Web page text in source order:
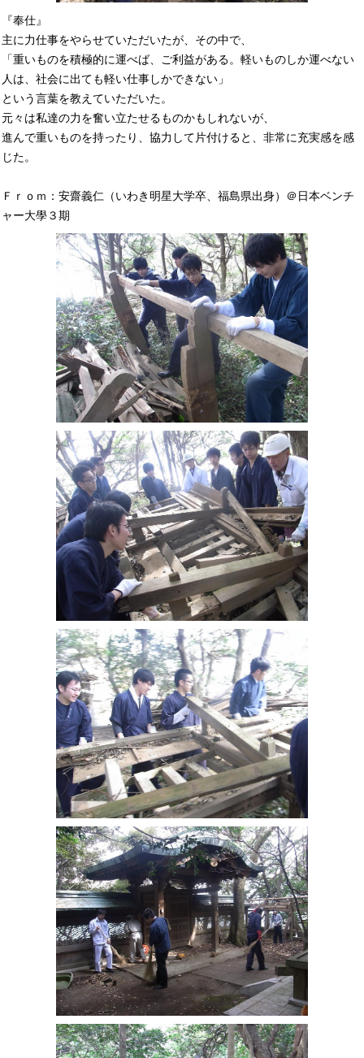
『奉仕』
主に力仕事をやらせていただいたが、その中で、
「重いものを積極的に運べば、ご利益がある。軽いものしか運べない
人は、社会に出ても軽い仕事しかできない」
という言葉を教えていただいた。
元々は私達の力を奮い立たせるものかもしれないが、
進んで重いものを持ったり、協力して片付けると、非常に充実感を感
じた。
Ｆｒｏｍ：安齋義仁（いわき明星大学卒、福島県出身）＠日本ベンチ
ャー大學３期